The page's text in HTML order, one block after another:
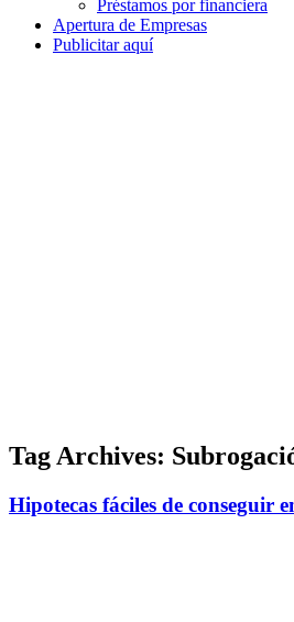
Préstamos por financiera
Apertura de Empresas
Publicitar aquí
Tag Archives:
Hipotecas fáciles de conseguir